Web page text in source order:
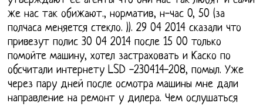
же нас так обижают., норматив, н-час 0, 50 (за
полчаса меняется стекло. )). 29 04 2014 сказали что
привезут полис 30 04 2014 после 15 00 только
помойте машину, хотел застраховать и Каско по
обсчитали интернету LSD -230414-208, помыл. Уже
через пару дней после осмотра машины мне дали
направление на ремонт у дилера. Чем ослушаться